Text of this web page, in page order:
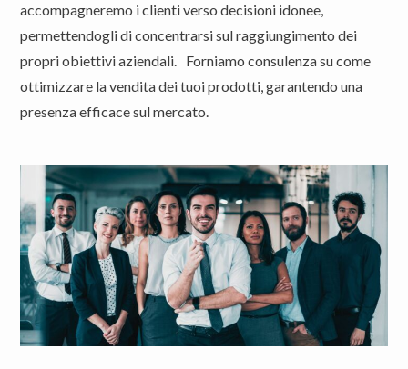
accompagneremo i clienti verso decisioni idonee,
permettendogli di concentrarsi sul raggiungimento dei
propri obiettivi aziendali. Forniamo consulenza su come
ottimizzare la vendita dei tuoi prodotti, garantendo una
presenza efficace sul mercato.